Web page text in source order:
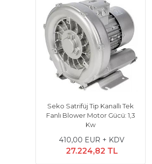
Seko Satrifüj Tip Kanallı Tek
Fanlı Blower Motor Gücü: 1,3
Kw
410,00 EUR + KDV
27.224,82 TL